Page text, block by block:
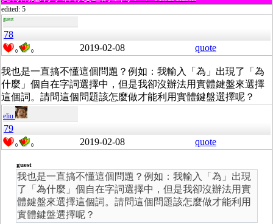
edited: 5
guest
78
0 0 2019-02-08 quote
我也是一直搞不懂這個問題？例如：我輸入「為」出現了「為
什麼」個自在字詞選擇中，但是我卻沒辦法用實體鍵盤來選擇
這個詞。請問這個問題該怎麼做才能利用實體鍵盤選擇呢？
eliu
79
0 0 2019-02-08 quote
guest
我也是一直搞不懂這個問題？例如：我輸入「為」出現
了「為什麼」個自在字詞選擇中，但是我卻沒辦法用實
體鍵盤來選擇這個詞。請問這個問題該怎麼做才能利用
實體鍵盤選擇呢？